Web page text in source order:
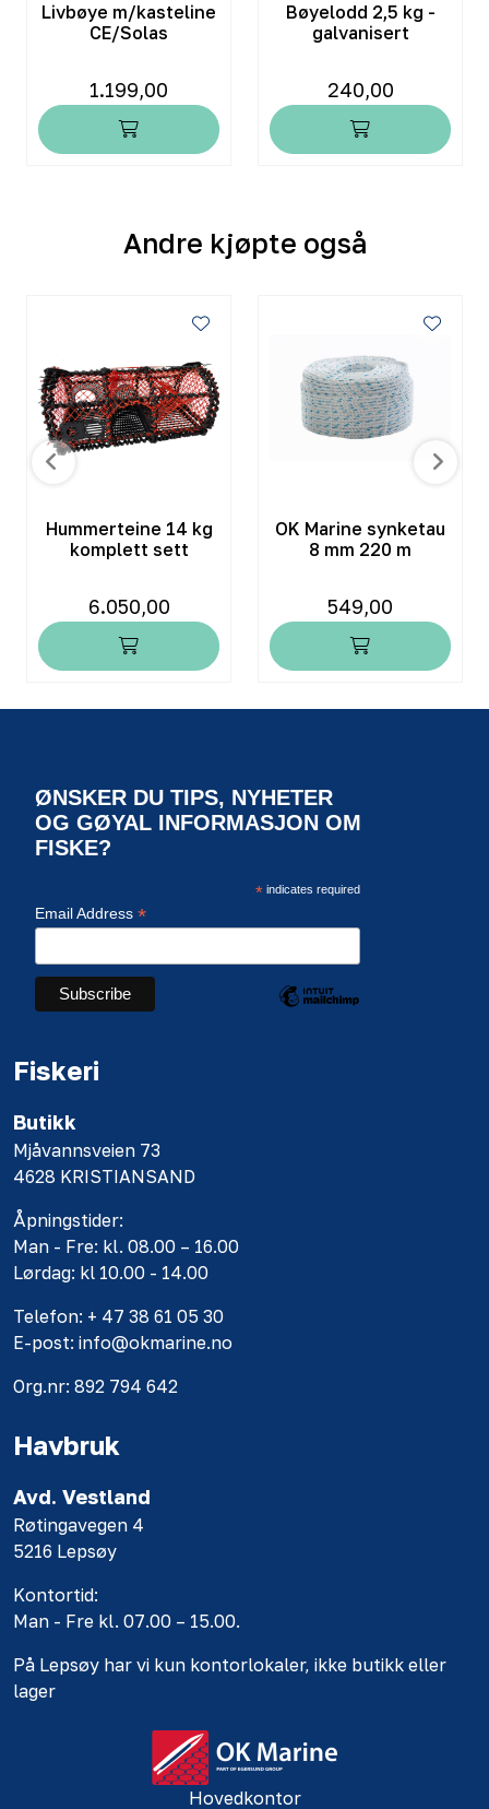
Livbøye m/kasteline
CE/Solas
1.199,00
Bøyelodd 2,5 kg -
galvanisert
240,00
Andre kjøpte også
Hummerteine 14 kg
komplett sett
6.050,00
OK Marine synketau
8 mm 220 m
549,00
ØNSKER DU TIPS, NYHETER
OG GØYAL INFORMASJON OM
FISKE?
*indicates required
Email Address *
Fiskeri
Butikk
Mjåvannsveien 73
4628 KRISTIANSAND
Åpningstider:
Man - Fre: kl. 08.00 – 16.00
Lørdag: kl 10.00 - 14.00
Telefon: + 47 38 61 05 30
E-post: info@okmarine.no
Org.nr: 892 794 642
Havbruk
Avd. Vestland
Røtingavegen 4
5216 Lepsøy
Kontortid:
Man - Fre kl. 07.00 – 15.00.
På Lepsøy har vi kun kontorlokaler, ikke butikk eller
lager
Hovedkontor